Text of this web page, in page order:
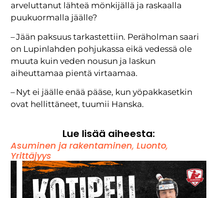
arveluttanut lähteä mönkijällä ja raskaalla
puukuormalla jäälle?
– Jään paksuus tarkastettiin. Peräholman saari
on Lupinlahden pohjukassa eikä vedessä ole
muuta kuin veden nousun ja laskun
aiheuttamaa pientä virtaamaa.
– Nyt ei jäälle enää pääse, kun yöpakkasetkin
ovat hellittäneet, tuumii Hanska.
Lue lisää aiheesta:
Asuminen ja rakentaminen,Luonto,
Yrittäjyys